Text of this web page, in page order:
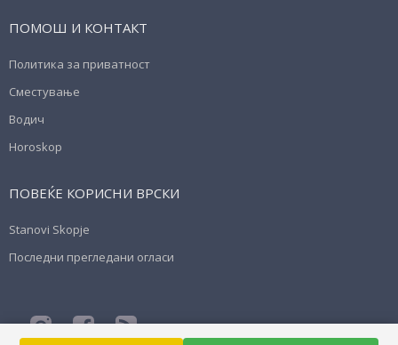
ПОМОШ И КОНТАКТ
Политика за приватност
Сместување
Водич
Horoskop
ПОВЕЌЕ КОРИСНИ ВРСКИ
Stanovi Skopje
Последни прегледани огласи